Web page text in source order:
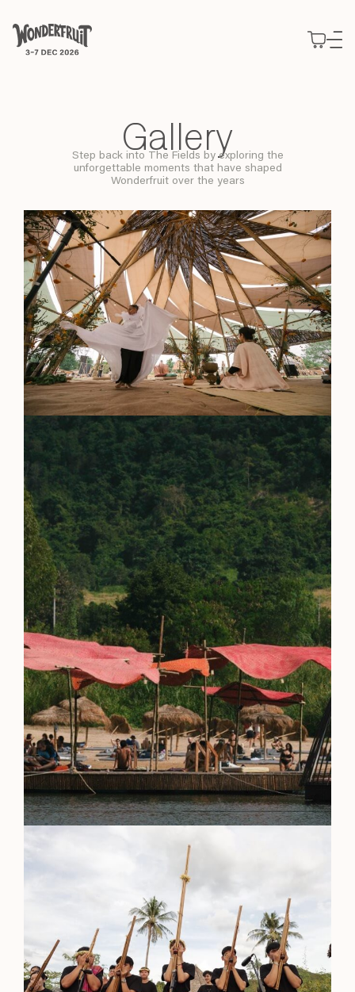
สรุปยอดชำระเงิน
ยอดก่อนรวมภาษี
ส่วนลด
Continue with Google
Continue with email
Continue with phone number
Continue with Apple
แนวทางที่เป็นหัวใจของเรา
Decade of Wonder
10 ปีแห่งการสร้างสรรค์
มองย้อนสิ่งที่เราทำในปีที่ผ่านมา
The Pineapple Eyes
ผองเพื่อนผู้ใกล้ชิดของเรา
EXTENDED STORIES
คลังเรื่องราว
รวบรวมทุกสิ่งที่เราทำ
Expressions
พื้นที่ของนักสร้างสรรค์
BEYOND THE FESTIVAL
Chapters Kyoto
22–25 ตุลาคม 2026
Field.D
20 ธันวาคม 2026
Camp Wonder
18–23 ธันวาคม 2026
Din Daen
29–31 มกราคม 2027
Open Fields
ธันวาคม 2026 – มกราคม 2027
รายละเอียดกิจกรรม
สำรวจโปรแกรม Wonderfruit 2026
Wonderpost
สถานที่จัดกิจกรรม
พื้นที่สำหรับการแสดงออก
แกลเลอรี่
ภาพบรรยากาศจาก The Fields
พาร์ตเนอร์
แบรนด์ที่ร่วมงานกับเรา
ข้อมูลเพิ่มเติม
ทุกข้อสงสัยของคุณมีคำตอบ
Directory
Everything A-Z
บัตร Wonderfruit 2026 ประเภทต่างๆ
จองประสบการณ์พิเศษล่วงหน้า
รถรับส่ง
บริการรับส่งถึง The Fields
ที่จอดรถ
บริการลานจอดรถ
Slow Wonder
สุนทรียภาพแห่งการพักผ่อนในThe Fields
ความสะดวกสบายใกล้ชิดตัวงาน
General Camping
Wonderers ที่นำเต็นท์มาเอง
โรงแรม
ที่พักพาร์ตเนอร์
เข้าร่วมงาน
Intermission
พื้นที่แจ้งเกิดสำหรับศิลปินอิสระ
งาน
มาร่วมทีมกับเรา
Gallery
Step back into The Fields by exploring the
unforgettable moments that have shaped
Wonderfruit over the years